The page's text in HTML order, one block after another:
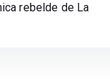
rebelde de La